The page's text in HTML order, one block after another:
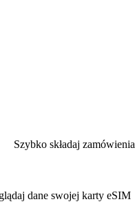
Szybko składaj zamówienia
dane swojej karty eSIM